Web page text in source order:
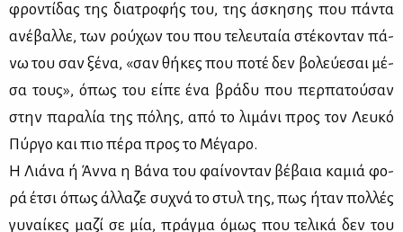
φρο­ντί­δας της δια­τρο­φής του, της άσκη­σης που πά­ντα
ανέ­βαλ­λε, των ρού­χων του που τε­λευ­ταία στέ­κο­νταν πά­
νω του σαν ξέ­να, «σαν θή­κες που πο­τέ δεν βο­λεύ­ε­σαι μέ­
σα τους», όπως του εί­πε ένα βρά­δυ που περ­πα­τού­σαν
στην πα­ρα­λία της πό­λης, από το λι­μά­νι προς τον Λευ­κό
Πύρ­γο και πιο πέ­ρα προς το Μέ­γα­ρο.
Η Λιά­να ή Άν­να η Βά­να του φαί­νο­νταν βέ­βαια κα­μιά φο­
ρά έτσι όπως άλ­λα­ζε συ­χνά το στυλ της, πως ήταν πολ­λές
γυ­ναί­κες μα­ζί σε μία, πράγ­μα όμως που τε­λι­κά δεν του